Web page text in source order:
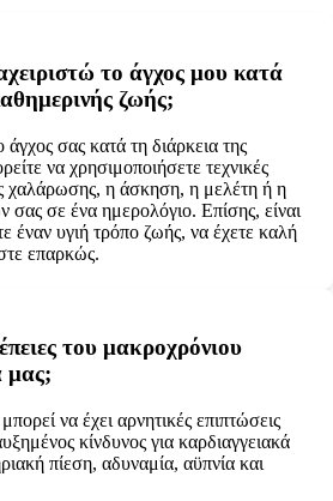
το άγχος μου κατά
ζωής;
άγχος σας κατά τη διάρκεια της
να χρησιμοποιήσετε τεχνικές
χαλάρωσης, η άσκηση, η μελέτη ή η
σε ένα ημερολόγιο. Επίσης, είναι
έναν υγιή τρόπο ζωής, να έχετε καλή
επαρκώς.
του μακροχρόνιου
μας;
να έχει αρνητικές επιπτώσεις
κίνδυνος για καρδιαγγειακά
πίεση, αδυναμία, αϋπνία και